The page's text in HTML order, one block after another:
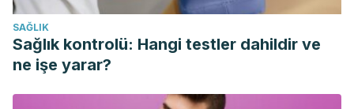
diagnóstico-terapéuticos de la AEP: Infectología pediátrica.
Disponible: https://www.aeped.es/sites/default/files/
Mayo Clinic. Pie plano [Internet]. 28 de julio de 2020
[Revisado 27/04/2021] Disponible:
https://www.mayoclinic.org/es-es/diseases-
SAĞLIK
Sağlık kontrolü: Hangi testler dahildir ve
ne işe yarar?